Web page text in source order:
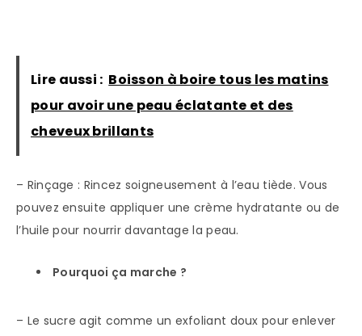
Lire aussi : Boisson à boire tous les matins
pour avoir une peau éclatante et des
cheveux brillants
– Rinçage : Rincez soigneusement à l’eau tiède. Vous
pouvez ensuite appliquer une crème hydratante ou de
l’huile pour nourrir davantage la peau.
Pourquoi ça marche ?
– Le sucre agit comme un exfoliant doux pour enlever